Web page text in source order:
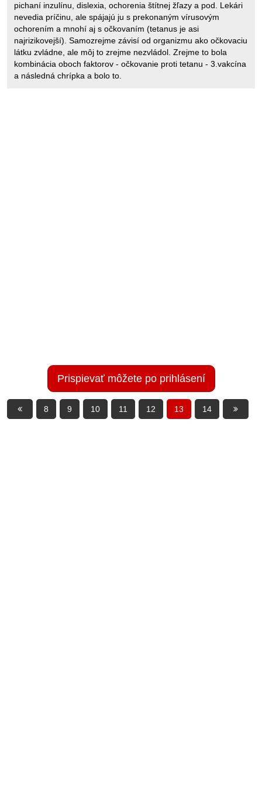
pichaní inzulínu, dislexia, ochorenia štítnej žľazy a pod. Lekári
nevedia príčinu, ale spájajú ju s prekonaným vírusovým
ochorením a mnohí aj s očkovaním (tetanus je asi
najrizikovejší). Samozrejme závisí od organizmu ako očkovaciu
látku zvládne, ale môj to zrejme nezvládol. Zrejme to bola
kombinácia oboch faktorov - očkovanie proti tetanu - 3.vakcína
a následná chrípka a bolo to.
Prispievať môžete po prihlásení
8 9 10 11 12 13 14